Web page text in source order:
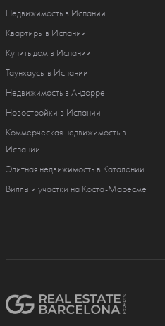
Недвижимость в Испании
Квартиры в Испании
Купить дом в Испании
Таунхаусы в Испании
Недвижимость в Андорре
Новостройки в Испании
Коммерческая недвижимость в
Испании
Элитная недвижимость в Каталонии
Виллы и участки на Коста-Маресме